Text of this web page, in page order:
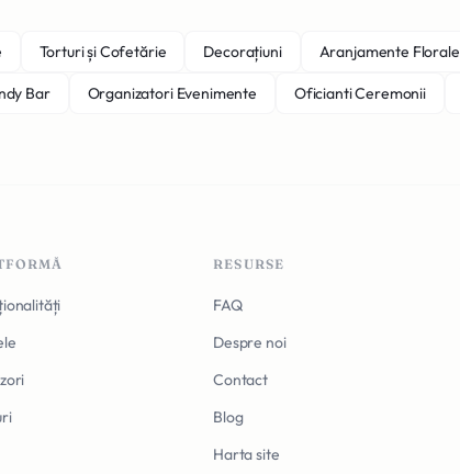
Torturi și Cofetărie Decorațiuni Aranjamente Florale
Bar Organizatori Evenimente Oficianti Ceremonii
RESURSE
FAQ
Despre noi
Contact
Blog
Harta site